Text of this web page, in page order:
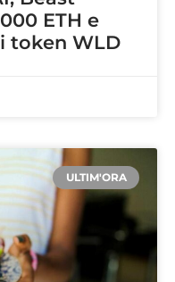
ETH e
token WLD
ULTIM'ORA